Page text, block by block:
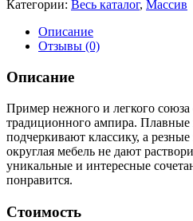
Категории: Весь каталог, Массив
Описание
Отзывы (0)
Описание
Пример нежного и легкого союза
традиционного ампира.
подчеркивают классику, а
округлая мебель не дают
уникальные и интересные
понравится.
Стоимость